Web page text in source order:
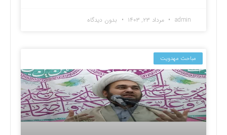
admin مرداد ۲۳, ۱۴۰۳ بدون دیدگاه
مباحث مهدویت